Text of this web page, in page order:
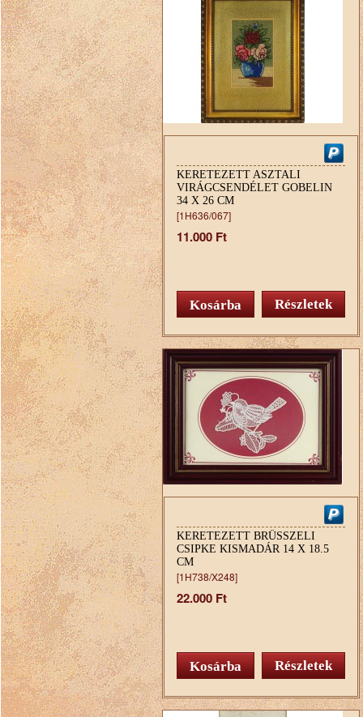
KERETEZETT ASZTALI
VIRÁGCSENDÉLET GOBELIN
34 X 26 CM
[1H636/067]
11.000 Ft
Részletek
KERETEZETT BRÜSSZELI
CSIPKE KISMADÁR 14 X 18.5
CM
[1H738/X248]
22.000 Ft
Részletek